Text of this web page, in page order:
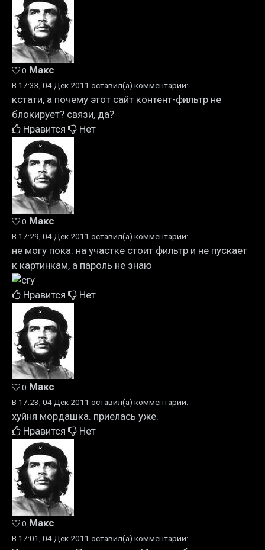
0 Макс
В 17:33, 04 Дек 2011 оставил(а) комментарий:
кстати, а почему этот сайт контент-фильтр не
блокирует? связи, да?
Нравится
Нет
0 Макс
В 17:29, 04 Дек 2011 оставил(а) комментарий:
не могу пока: на участке стоит фильтр и не пускает
к картинкам, а пароль не знаю
Нравится Нет
0 Макс
В 17:23, 04 Дек 2011 оставил(а) комментарий:
хуйня мордашка. приелась уже.
Нравится
Нет
0 Макс
В 17:01, 04 Дек 2011 оставил(а) комментарий: